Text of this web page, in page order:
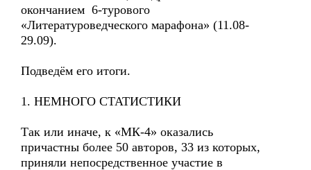
окончанием 6-турового
«Литературоведческого марафона» (11.08-
29.09).
Подведём его итоги.
1. НЕМНОГО СТАТИСТИКИ
Так или иначе, к «МК-4» оказались
причастны более 50 авторов, 33 из которых,
приняли непосредственное участие в